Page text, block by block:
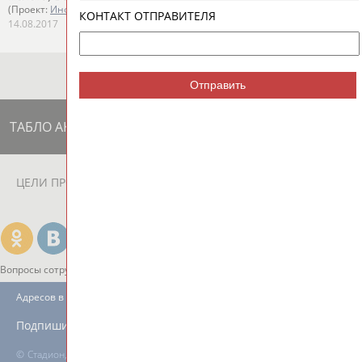
(Проект: Информационное агентство СТАДИОН
14.08.2017
ТАБЛО АКТИВНОСТИ
ЦЕЛИ ПРОЕКТА
Вопросы сотрудничества и совместной деятельности
© Стадион, 1998-2026
Адресов в новостной рассылке: 996
Подпишись
КОНТАКТ ОТПРАВИТЕЛЯ
Отправить